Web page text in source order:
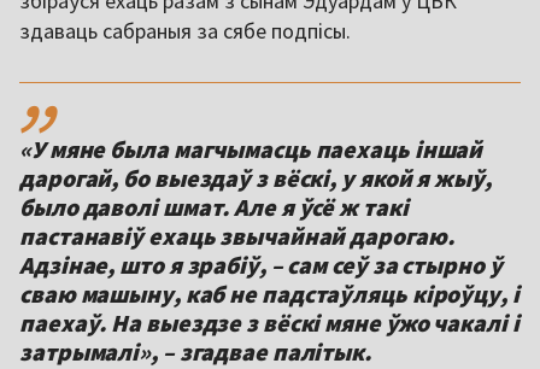
здаваць сабраныя за сябе подпісы.
,,
«У мяне была магчымасць паехаць іншай
дарогай, бо выездаў з вёскі, у якой я жыў,
было даволі шмат. Але я ўсё ж такі
пастанавіў ехаць звычайнай дарогаю.
Адзінае, што я зрабіў, – сам сеў за стырно ў
сваю машыну, каб не падстаўляць кіроўцу, і
паехаў. На выездзе з вёскі мяне ўжо чакалі і
затрымалі», – згадвае палітык.